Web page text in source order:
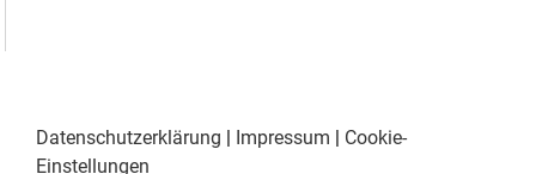
Datenschutzerklärung | Impressum | Cookie-
Einstellungen